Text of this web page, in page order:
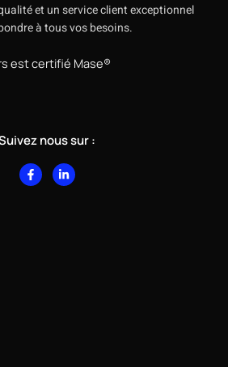
et un service client exceptionnel
à tous vos besoins.
est certifié Mase®
nous sur :
F
a
c
L
i
n